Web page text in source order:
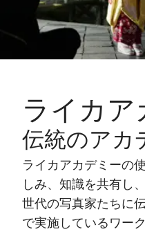
ライカア
伝統のアカ
ライカアカデミーの
しみ、知識を共有し
世代の写真家たちに
で実施しているワー